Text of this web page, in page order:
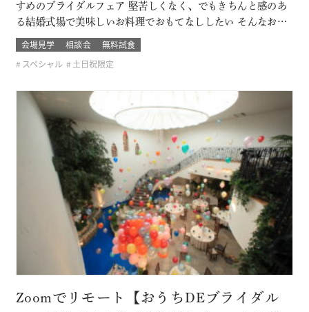
すめのブライダルフェア 堅苦しくなく、でもきちんと感のあ
る結婚式場で美味しいお料理でおもてなししたい そんなおふ
たりに必見です！ このフェアに含まれるコンテンツ
会場見学 相談会
無料試食
スペシャル
土日祝限定
Zoomでリモート【おうちDEブライダル